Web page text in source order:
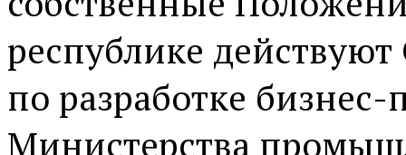
республике
по разработке
Министерства